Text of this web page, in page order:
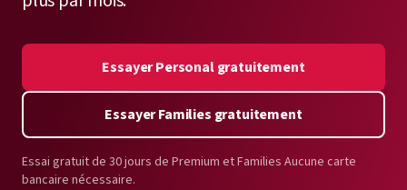
Essayer Personal gratuitement
Essayer Families gratuitement
Essai gratuit de 30 jours de Premium et Families Aucune carte
bancaire nécessaire.